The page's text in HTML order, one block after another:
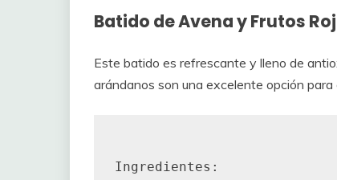
Batido de Avena y Frutos
Este batido es refrescante y lleno de
arándanos son una excelente opción
Ingredientes: